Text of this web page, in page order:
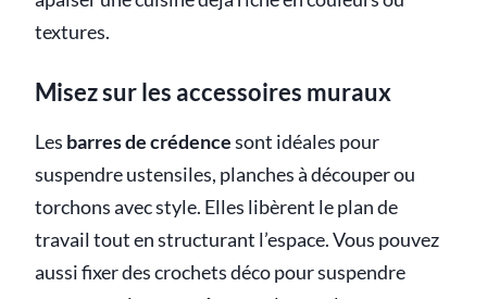
textures.
Misez sur les accessoires muraux
Les barres de crédencesont idéales pour
suspendre ustensiles, planches à découper ou
torchons avec style. Elles libèrent le plan de
travail tout en structurant l’espace. Vous pouvez
aussi fixer des crochets déco pour suspendre